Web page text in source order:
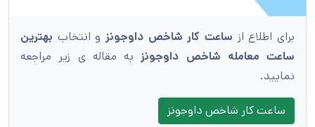
برای اطلاع از ساعت کار شاخص داوجونز و انتخاب بهترین
ساعت معامله شاخص داوجونزبه مقاله ی زیر مراجعه
نمایید.
ساعت کار شاخص داوجونز